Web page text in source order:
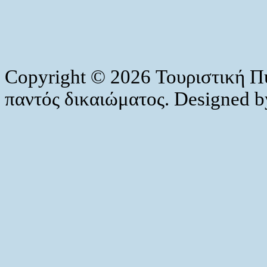
Copyright © 2026 Τουριστική
παντός δικαιώματος. Designed